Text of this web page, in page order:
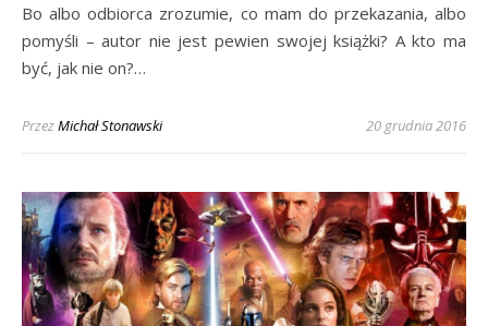
Bo albo odbiorca zrozumie, co mam do przekazania, albo
pomyśli – autor nie jest pewien swojej książki? A kto ma
być, jak nie on?…
PrzezMichał Stonawski 20 grudnia 2016